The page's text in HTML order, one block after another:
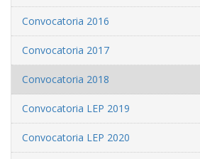
Convocatoria 2016
Convocatoria 2017
Convocatoria 2018
Convocatoria LEP 2019
Convocatoria LEP 2020